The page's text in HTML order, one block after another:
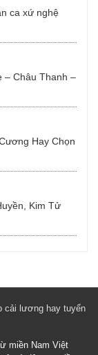
ca xứ nghệ
– Châu Thanh –
Hay Chọn
Kim Tử
cải lương hay tuyển
miền Nam Việt